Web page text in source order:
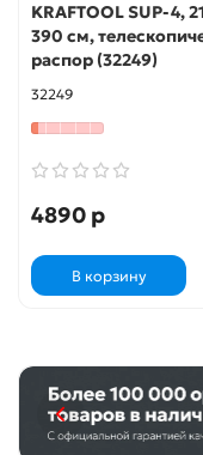
KRAFTOOL SUP-4,
390 см,
распор (32249)
32249
4890 р
В корзину